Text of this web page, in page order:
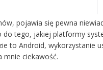
pojawia się pewna
do tego, jakiej platformy
to Android, wykorzystanie
mnie ciekawość.